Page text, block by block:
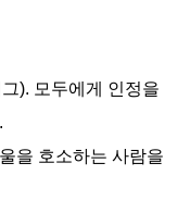
). 모두에게 인정을
.
을 호소하는 사람을